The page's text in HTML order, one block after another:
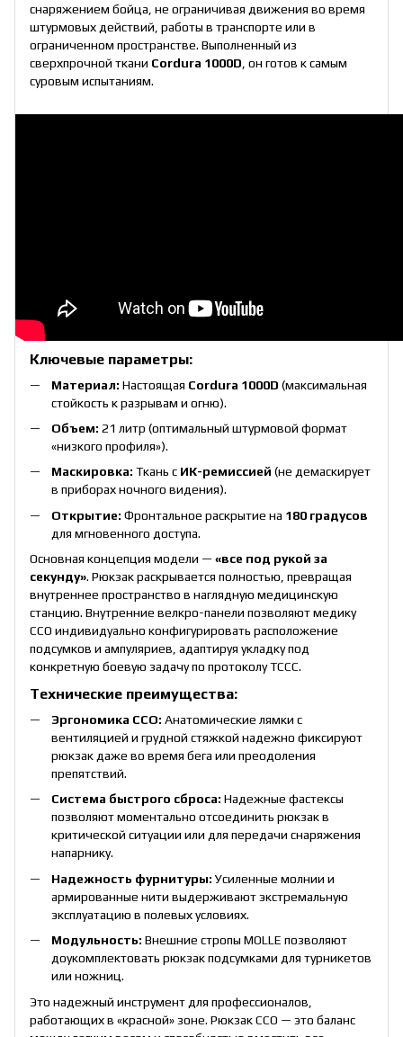
снаряжением бойца, не ограничивая движения во время
штурмовых действий, работы в транспорте или в
ограниченном пространстве. Выполненный из
сверхпрочной ткани Cordura 1000D , он готов к самым
суровым испытаниям.
Ключевые параметры:
Материал: Настоящая Cordura 1000D (максимальная
стойкость к разрывам и огню).
Объем: 21 литр (оптимальный штурмовой формат
«низкого профиля»).
Маскировка: Ткань с ИК-ремиссией (не демаскирует
в приборах ночного видения).
Открытие: Фронтальное раскрытие на 180 градусов
для мгновенного доступа.
Основная концепция модели — «все под рукой за
секунду». Рюкзак раскрывается полностью, превращая
внутреннее пространство в наглядную медицинскую
станцию. Внутренние велкро-панели позволяют медику
ССО индивидуально конфигурировать расположение
подсумков и ампуляриев, адаптируя укладку под
конкретную боевую задачу по протоколу TCCC.
Технические преимущества:
Эргономика ССО: Анатомические лямки с
вентиляцией и грудной стяжкой надежно фиксируют
рюкзак даже во время бега или преодоления
препятствий.
Система быстрого сброса: Надежные фастексы
позволяют моментально отсоединить рюкзак в
критической ситуации или для передачи снаряжения
напарнику.
Надежность фурнитуры:Усиленные молнии и
армированные нити выдерживают экстремальную
эксплуатацию в полевых условиях.
Модульность: Внешние стропы MOLLE позволяют
доукомплектовать рюкзак подсумками для турникетов
или ножниц.
Это надежный инструмент для профессионалов,
работающих в «красной» зоне. Рюкзак ССО — это баланс